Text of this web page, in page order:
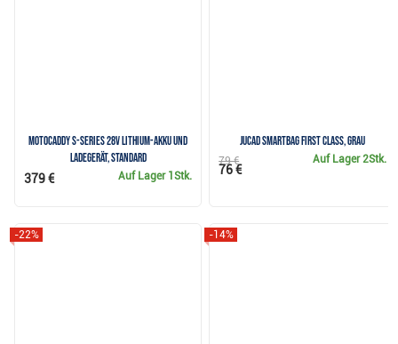
Motocaddy S-Series 28V Lithium-Akku und
Ladegerät, Standard
Auf Lager 1Stk.
379 €
JuCad Smartbag First Class, grau
Auf Lager 2Stk.
79 €
76 €
-22% -14%